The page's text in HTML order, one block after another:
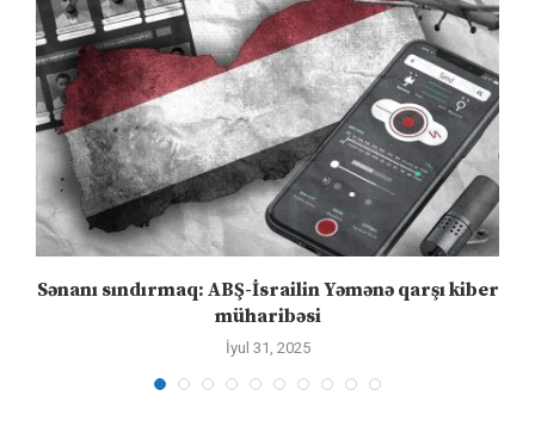
Sənanı sındırmaq: ABŞ-İsrailin Yəmənə qarşı kiber
müharibəsi
İyul 31, 2025